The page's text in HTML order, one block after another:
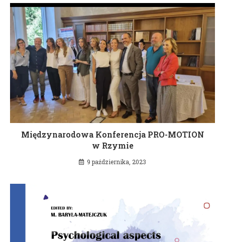
Międzynarodowa Konferencja PRO-MOTION
w Rzymie
9 października, 2023